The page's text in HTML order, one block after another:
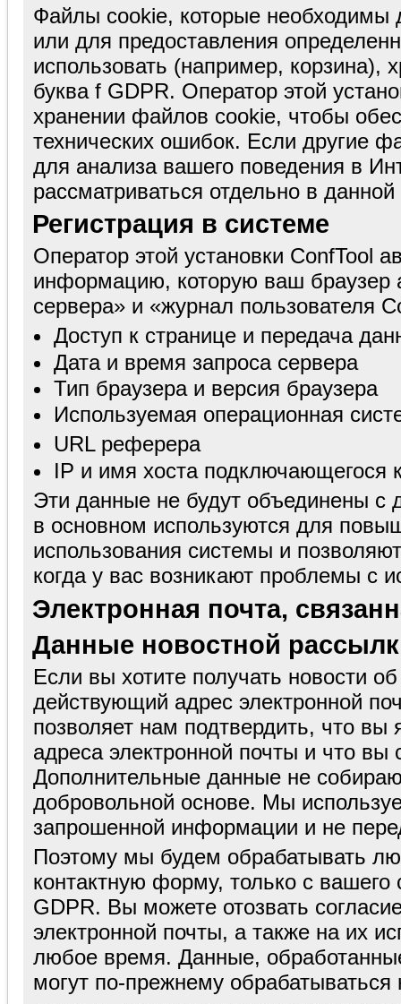
Файлы cookie, которые необходимы
или для предоставления
использовать (например, корзина),
буква f GDPR. Оператор этой
хранении файлов cookie, чтобы
технических ошибок. Если другие
для анализа вашего поведения в
рассматриваться отдельно в
Регистрация в системе
Оператор этой установки ConfTool
информацию, которую ваш браузер
сервера» и «журнал пользователя
Доступ к странице и передача
Дата и время запроса сервера
Тип браузера и версия браузера
Используемая операционная
URL реферера
IP и имя хоста подключающегося
Эти данные не будут объединены с
в основном используются для
использования системы и
когда у вас возникают проблемы с
Электронная почта,
Данные новостной
Если вы хотите получать новости
действующий адрес электронной
позволяет нам подтвердить, что вы
адреса электронной почты и что вы
Дополнительные данные не
добровольной основе. Мы
запрошенной информации и не
Поэтому мы будем обрабатывать
контактную форму, только с вашего
GDPR. Вы можете отозвать
электронной почты, а также на их
любое время. Данные,
могут по-прежнему обрабатываться